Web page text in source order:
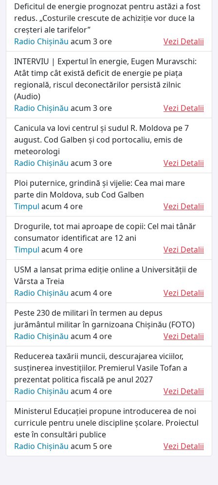
Deficitul de energie prognozat pentru astăzi a fost
redus. „Costurile crescute de achiziție vor duce la
creșteri ale tarifelor”
Radio Chișinău acum 3 ore
Vezi Detalii
INTERVIU | Expertul în energie, Eugen Muravschi:
Atât timp cât există deficit de energie pe piața
regională, riscul deconectărilor persistă zilnic
(Audio)
Radio Chișinău acum 3 ore
Vezi Detalii
Canicula va lovi centrul și sudul R. Moldova pe 7
august. Cod Galben și cod portocaliu, emis de
meteorologi
Radio Chișinău acum 3 ore
Vezi Detalii
Ploi puternice, grindină și vijelie: Cea mai mare
parte din Moldova, sub Cod Galben
Timpul acum 4 ore
Vezi Detalii
Drogurile, tot mai aproape de copii: Cel mai tânăr
consumator identificat are 12 ani
Timpul acum 4 ore
Vezi Detalii
USM a lansat prima ediție online a Universității de
Vârsta a Treia
Radio Chișinău acum 4 ore
Vezi Detalii
Peste 230 de militari în termen au depus
jurământul militar în garnizoana Chișinău (FOTO)
Radio Chișinău acum 4 ore
Vezi Detalii
Reducerea taxării muncii, descurajarea viciilor,
susținerea investițiilor. Premierul Vasile Tofan a
prezentat politica fiscală pe anul 2027
Radio Chișinău acum 4 ore
Vezi Detalii
Ministerul Educației propune introducerea de noi
curricule pentru unele discipline școlare. Proiectul
este în consultări publice
Radio Chișinău acum 5 ore Vezi Detalii